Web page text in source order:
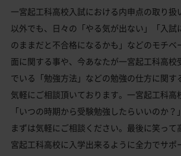
一宮起工科高校入試における内申点の取り扱
以外でも、日々の「やる気が出ない」「入試
のままだと不合格になるかも」などのモチベ
面に関する事や、今あなたが一宮起工科高校
でいる「勉強方法」などの勉強の仕方に関す
気軽にご相談頂いております。一宮起工科高
「いつの時期から受験勉強したらいいのか
まずは気軽にご相談ください。最後に笑って
宮起工科高校に入学出来るように全力でサポ